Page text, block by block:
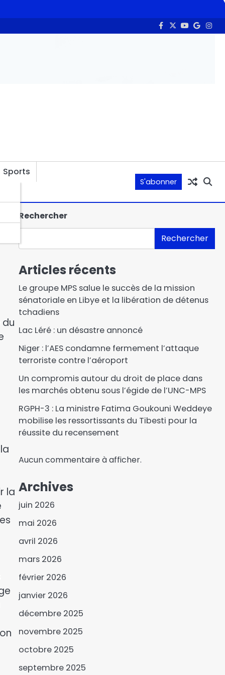
Sports
S'abonner
la
Rechercher
Rechercher
Articles récents
Le groupe MPS salue le succès de la mission
sénatoriale en Libye et la libération de détenus
tchadiens
Lac Léré : un désastre annoncé
Niger : l’AES condamne fermement l’attaque
terroriste contre l’aéroport
Un compromis autour du droit de place dans
les marchés obtenu sous l’égide de l’UNC-MPS
RGPH-3 : La ministre Fatima Goukouni Weddeye
mobilise les ressortissants du Tibesti pour la
réussite du recensement
Aucun commentaire à afficher.
Archives
juin 2026
mai 2026
avril 2026
mars 2026
février 2026
janvier 2026
décembre 2025
novembre 2025
octobre 2025
septembre 2025
4
par une frappe de drone